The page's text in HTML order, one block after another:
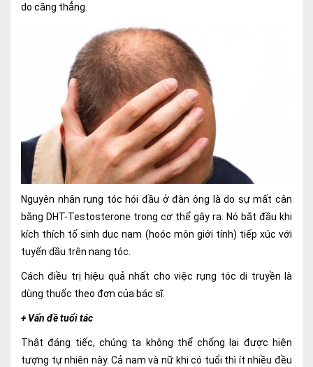
Da Liễu
Mắt
Răng Hàm Mặt
Tai Mũi Họng
Xét nghiệm
Xét nghiệm sàng lọc NIPT
Chẩn đoán hình ảnh
Gói khám sức khỏe cá nhân định kỳ
do căng thẳng.
Nguyên nhân rụng tóc hói đầu ở đàn ông là do sự mất cân
bằng DHT-Testosterone trong cơ thể gây ra. Nó bắt đầu khi
kích thích tố sinh dục nam (hoóc môn giới tính) tiếp xúc với
tuyến dầu trên nang tóc.
Cách điều trị hiệu quả nhất cho việc rụng tóc di truyền là
dùng thuốc theo đơn của bác sĩ.
+ Vấn đề tuổi tác
Thật đáng tiếc, chúng ta không thể chống lại được hiện
tượng tự nhiên này. Cả nam và nữ khi có tuổi thì ít nhiều đều